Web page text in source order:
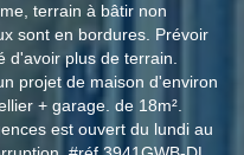
terrain à bâtir non
sont en bordures. Prévoir
d'avoir plus de terrain.
projet de maison d'environ
+ garage. de 18m².
est ouvert du lundi au